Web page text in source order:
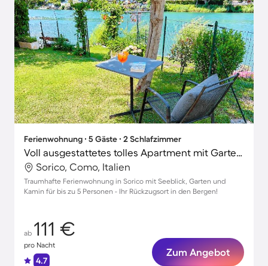
Ferienwohnung ∙ 5 Gäste ∙ 2 Schlafzimmer
Voll ausgestattetes tolles Apartment mit Garten und Terrasse | Bergblick | Hunde erlaubt
Sorico, Como, Italien
Traumhafte Ferienwohnung in Sorico mit Seeblick, Garten und
Kamin für bis zu 5 Personen - Ihr Rückzugsort in den Bergen!
ab 111 €
pro Nacht
4.7
Zum Angebot